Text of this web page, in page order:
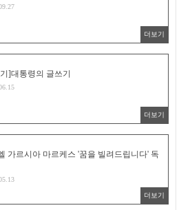
더보기
]대통령의 글쓰기
더보기
가르시아 마르케스 '꿈을 빌려드립니다' 독
더보기